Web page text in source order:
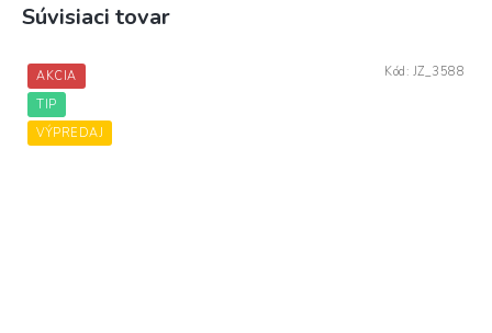
Súvisiaci tovar
AKCIA
TIP
VÝPREDAJ
Kód: JZ_3588